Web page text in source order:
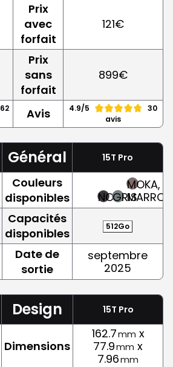
Prix
avec
forfait
121€
Prix
sans
forfait
899€
62
Avis 4.9/5
30
avis
Général 15T Pro
Couleurs
disponibles
NOIRGRIS
MOKA,
MARRON
Capacités
disponibles
512Go
Date de
sortie
septembre
2025
Design 15T Pro
Dimensions
162.7mm x
77.9mm x
7.96mm